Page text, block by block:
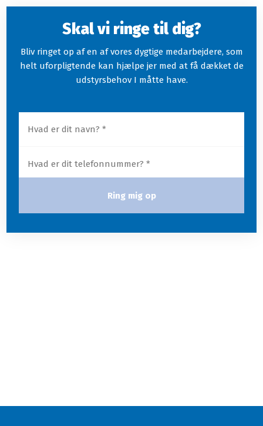
Skal vi ringe til dig?
Bliv ringet op af en af vores dygtige medarbejdere, som
helt uforpligtende kan hjælpe jer med at få dækket de
udstyrsbehov I måtte have.